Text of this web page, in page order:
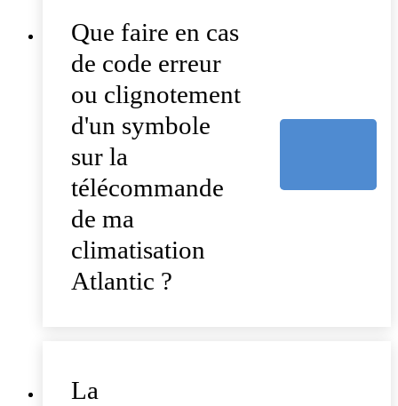
Que faire en cas
de code erreur
ou clignotement
d'un symbole
sur la
télécommande
de ma
climatisation
Atlantic ?
La